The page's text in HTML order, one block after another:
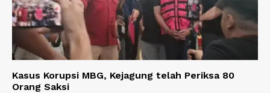
Kasus Korupsi MBG, Kejagung telah Periksa 80
Orang Saksi